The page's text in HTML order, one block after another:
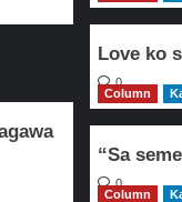
Love ko
0
Column
“Sa
0
Column